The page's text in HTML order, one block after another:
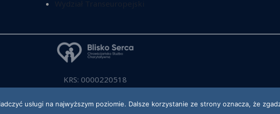
KRS: 0000220518
© 2026 Kościół Adwentystów Dnia Siódmego w RP
usługi na najwyższym poziomie. Dalsze korzystanie ze strony oznacza, że